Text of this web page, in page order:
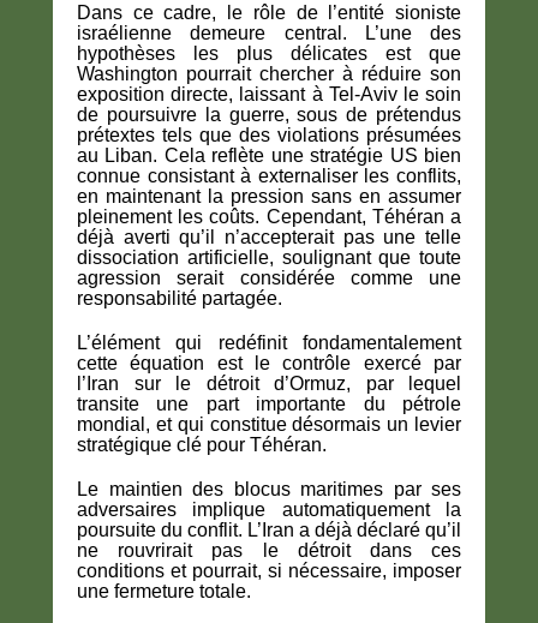
Dans ce cadre, le rôle de l’entité sioniste
israélienne demeure central. L’une des
hypothèses les plus délicates est que
Washington pourrait chercher à réduire son
exposition directe, laissant à Tel-Aviv le soin
de poursuivre la guerre, sous de prétendus
prétextes tels que des violations présumées
au Liban. Cela reflète une stratégie US bien
connue consistant à externaliser les conflits,
en maintenant la pression sans en assumer
pleinement les coûts. Cependant, Téhéran a
déjà averti qu’il n’accepterait pas une telle
dissociation artificielle, soulignant que toute
agression serait considérée comme une
responsabilité partagée.
L’élément qui redéfinit fondamentalement
cette équation est le contrôle exercé par
l’Iran sur le détroit d’Ormuz, par lequel
transite une part importante du pétrole
mondial, et qui constitue désormais un levier
stratégique clé pour Téhéran.
Le maintien des blocus maritimes par ses
adversaires implique automatiquement la
poursuite du conflit. L’Iran a déjà déclaré qu’il
ne rouvrirait pas le détroit dans ces
conditions et pourrait, si nécessaire, imposer
une fermeture totale.